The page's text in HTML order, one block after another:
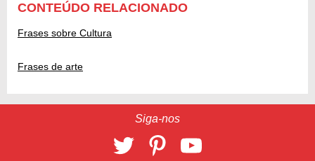
CONTEÚDO RELACIONADO
Frases sobre Cultura
Frases de arte
Siga-nos